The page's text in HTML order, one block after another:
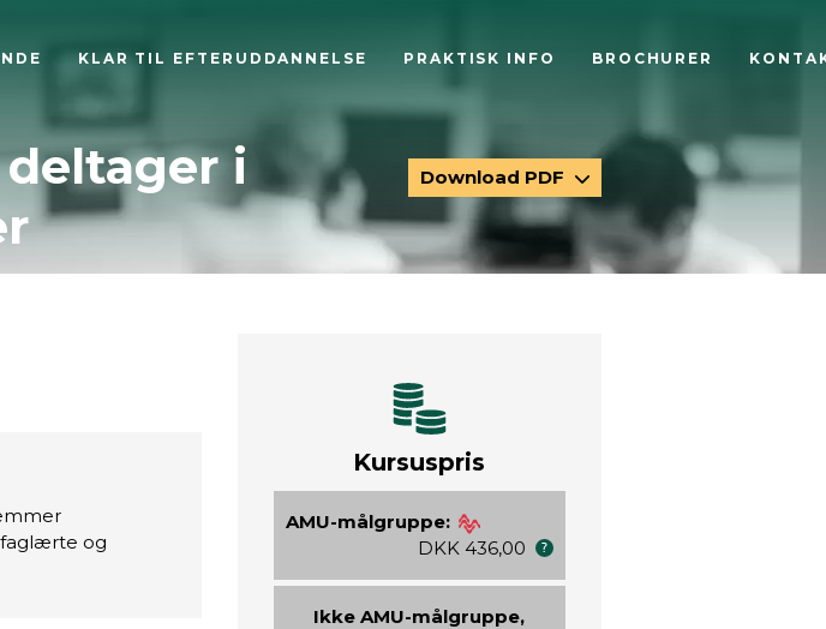
KLAR TIL EFTERUDDANNELSE PRAKTISK INFO BROCHURER
i
Download PDF
faglærte og
Kursuspris
AMU-målgruppe:
DKK 436,00
Ikke AMU-målgruppe,